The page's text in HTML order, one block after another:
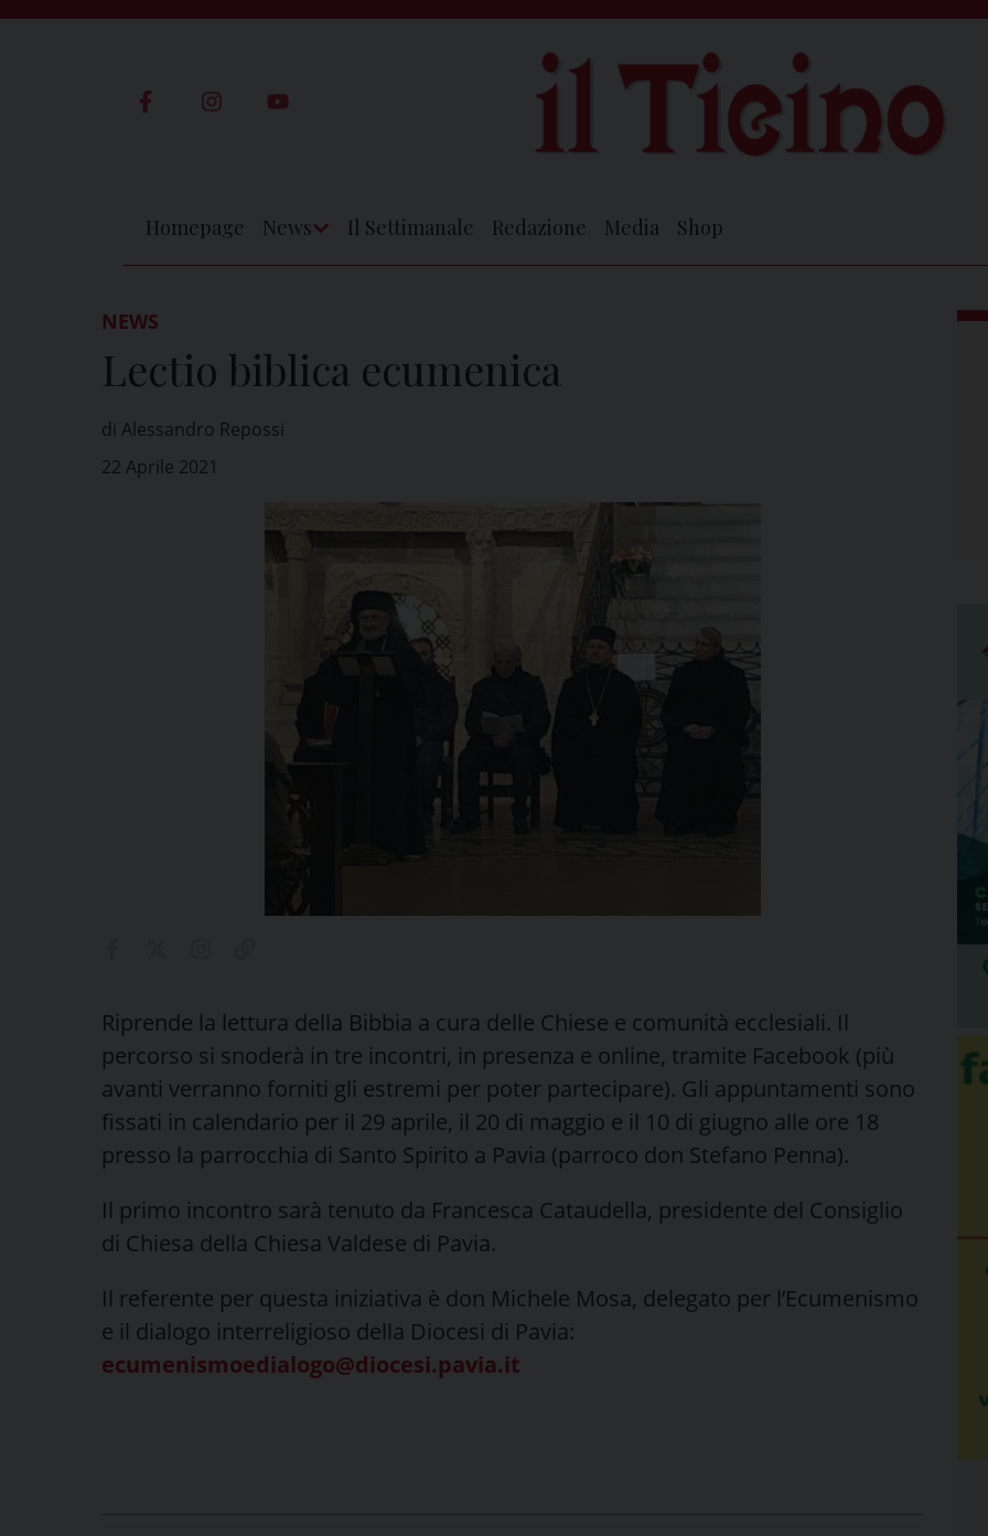
Homepage News Il Settimanale Redazione Media Shop
NEWS
Lectio biblica ecumenica
di Alessandro Repossi
22 Aprile 2021
Riprende la lettura della Bibbia a cura delle Chiese e comunità ecclesiali. Il
percorso si snoderà in tre incontri, in presenza e online, tramite Facebook (più
avanti verranno forniti gli estremi per poter partecipare). Gli appuntamenti sono
fissati in calendario per il 29 aprile, il 20 di maggio e il 10 di giugno alle ore 18
presso la parrocchia di Santo Spirito a Pavia (parroco don Stefano Penna).
Il primo incontro sarà tenuto da Francesca Cataudella, presidente del Consiglio
di Chiesa della Chiesa Valdese di Pavia.
Il referente per questa iniziativa è don Michele Mosa, delegato per l’Ecumenismo
e il dialogo interreligioso della Diocesi di Pavia:
ecumenismoedialogo@diocesi.pavia.it